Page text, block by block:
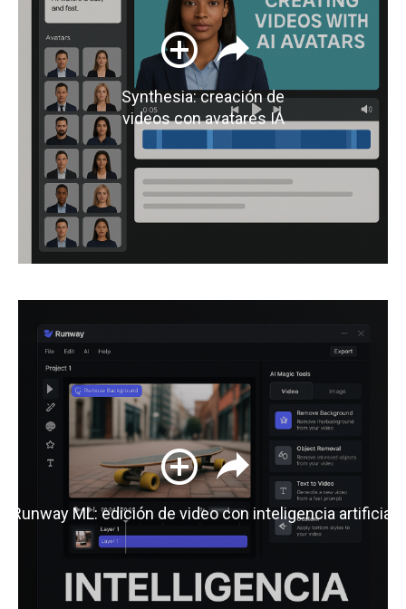
Synthesia: creación de
videos con avatares IA
Runway ML: edición de video con inteligencia artificial